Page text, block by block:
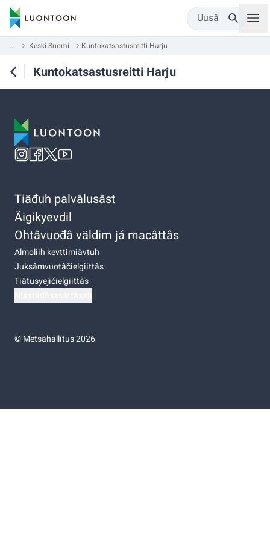
Uusâ
... Keski-Suomi Kuntokatsastusreitti Harju
Kuntokatsastusreitti Harju
Tiäđuh palvâlusâst
Äigikyevdil
Ohtâvuođâ väldim já macâttâs
Almoliih kevttimiävtuh
Juksâmvuotâčielgiittâs
Tiätusyejičielgiittâs
©Metsähallitus 2026